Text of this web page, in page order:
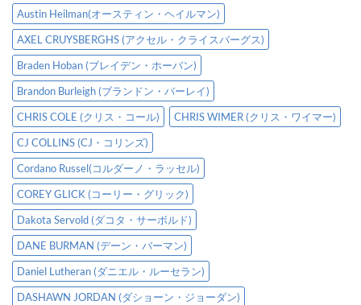
Austin Heilman(オースティン・ヘイルマン)
AXEL CRUYSBERGHS (アクセル・クライスバーグス)
Braden Hoban (ブレイデン・ホーバン)
Brandon Burleigh (ブランドン・バーレイ)
CHRIS COLE (クリス・コール)
CHRIS WIMER (クリス・ワイマー)
CJ COLLINS (CJ・コリンズ)
Cordano Russel(コルダーノ・ラッセル)
COREY GLICK (コーリー・グリック)
Dakota Servold (ダコタ・サーボルド)
DANE BURMAN (デーン・バーマン)
Daniel Lutheran (ダニエル・ルーセラン)
DASHAWN JORDAN (ダショーン・ジョーダン)